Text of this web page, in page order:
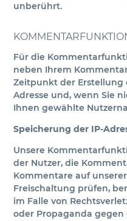
unberührt.
Für die
neben Ihrem
Zeitpunkt der Erstellung
Adresse und, wenn Sie
Ihnen gewählte
Speicherung der IP-
Unsere
der Nutzer, die
Kommentare auf
Freischaltung prüfen,
im Falle von
oder Propaganda gegen